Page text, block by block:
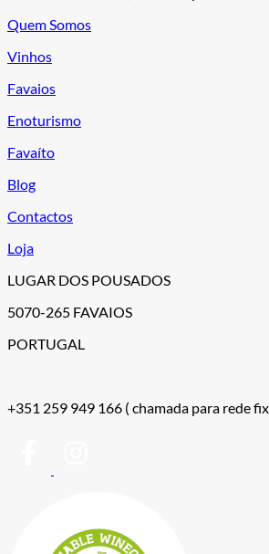
Quem Somos
Vinhos
Favaios
Enoturismo
Favaíto
Blog
Contactos
Loja
LUGAR DOS POUSADOS
5070-265 FAVAIOS
PORTUGAL
+351 259 949 166 ( chamada para rede